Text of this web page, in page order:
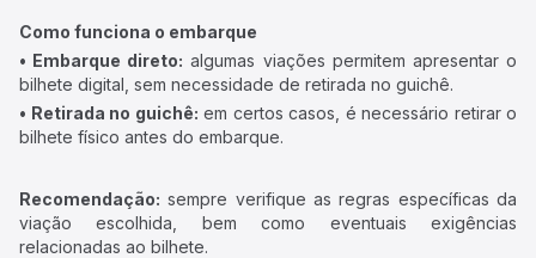
Como funciona o embarque
• Embarque direto: algumas viações permitem apresentar o
bilhete digital, sem necessidade de retirada no guichê.
• Retirada no guichê: em certos casos, é necessário retirar o
bilhete físico antes do embarque.
Recomendação: sempre verifique as regras específicas da
viação escolhida, bem como eventuais exigências
relacionadas ao bilhete.